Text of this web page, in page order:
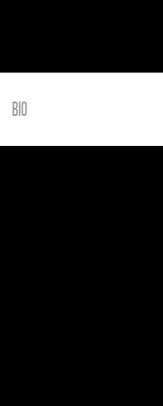
BIO